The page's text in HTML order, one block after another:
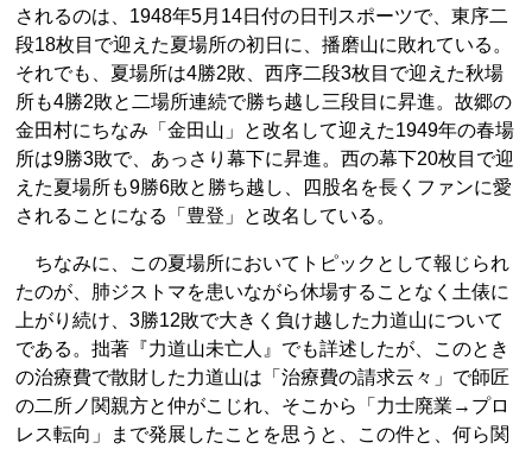
されるのは、1948年5月14日付の日刊スポーツで、東序二
段18枚目で迎えた夏場所の初日に、播磨山に敗れている。
それでも、夏場所は4勝2敗、西序二段3枚目で迎えた秋場
所も4勝2敗と二場所連続で勝ち越し三段目に昇進。故郷の
金田村にちなみ「金田山」と改名して迎えた1949年の春場
所は9勝3敗で、あっさり幕下に昇進。西の幕下20枚目で迎
えた夏場所も9勝6敗と勝ち越し、四股名を長くファンに愛
されることになる「豊登」と改名している。
ちなみに、この夏場所においてトピックとして報じられ
たのが、肺ジストマを患いながら休場することなく土俵に
上がり続け、3勝12敗で大きく負け越した力道山について
である。拙著『力道山未亡人』でも詳述したが、このとき
の治療費で散財した力道山は「治療費の請求云々」で師匠
の二所ノ関親方と仲がこじれ、そこから「力士廃業→プロ
レス転向」まで発展したことを思うと、この件と、何ら関